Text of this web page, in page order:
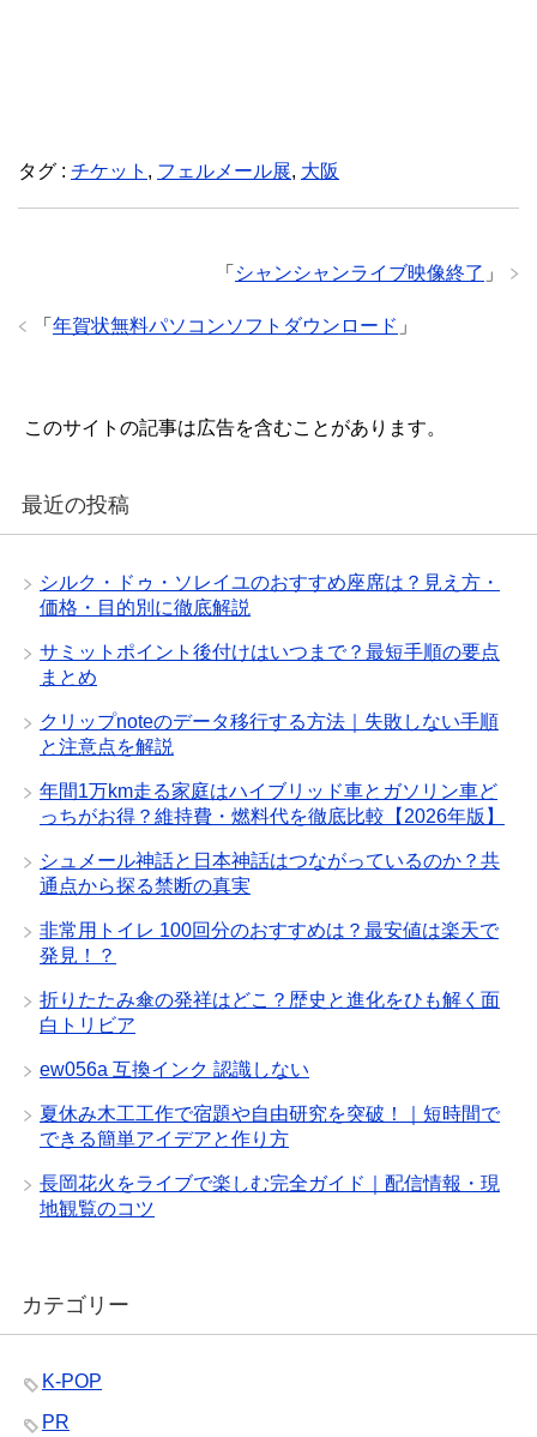
タグ : チケット , フェルメール展, 大阪
「 シャンシャンライブ映像終了 」
「 年賀状無料パソコンソフトダウンロード 」
このサイトの記事は広告を含むことがあります。
最近の投稿
シルク・ドゥ・ソレイユのおすすめ座席は？見え方・
価格・目的別に徹底解説
サミットポイント後付けはいつまで？最短手順の要点
まとめ
クリップnoteのデータ移行する方法｜失敗しない手順
と注意点を解説
年間1万km走る家庭はハイブリッド車とガソリン車ど
っちがお得？維持費・燃料代を徹底比較【2026年版】
シュメール神話と日本神話はつながっているのか？共
通点から探る禁断の真実
非常用トイレ 100回分のおすすめは？最安値は楽天で
発見！？
折りたたみ傘の発祥はどこ？歴史と進化をひも解く面
白トリビア
ew056a 互換インク 認識しない
夏休み木工工作で宿題や自由研究を突破！｜短時間で
できる簡単アイデアと作り方
長岡花火をライブで楽しむ完全ガイド｜配信情報・現
地観覧のコツ
カテゴリー
K-POP
PR